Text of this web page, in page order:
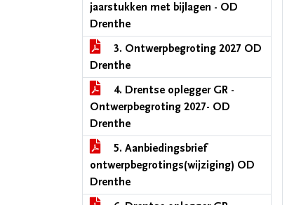
jaarstukken met bijlagen - OD
Drenthe
3. Ontwerpbegroting 2027 OD
Drenthe
4. Drentse oplegger GR -
Ontwerpbegroting 2027- OD
Drenthe
5. Aanbiedingsbrief
ontwerpbegrotings(wijziging) OD
Drenthe